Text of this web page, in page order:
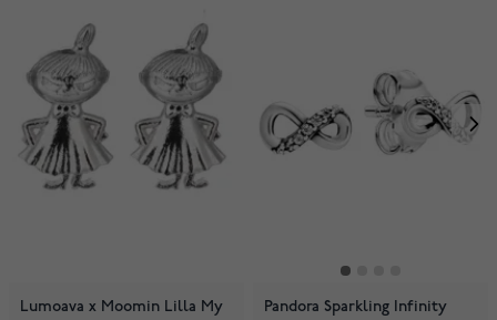
Lumoava x Moomin Lilla My
Pandora Sparkling Infinity